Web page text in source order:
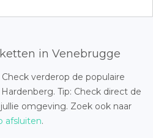
in Venebrugge
verderop de populaire
Tip: Check direct de
omgeving. Zoek ook naar
afsluiten.